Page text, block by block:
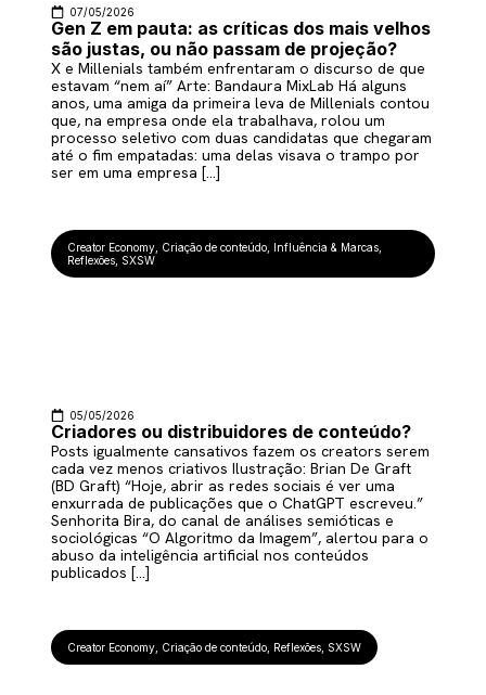
07/05/2026
Gen Z em pauta: as críticas dos mais velhos
são justas, ou não passam de projeção?
X e Millenials também enfrentaram o discurso de que
estavam “nem aí” Arte: Bandaura MixLab Há alguns
anos, uma amiga da primeira leva de Millenials contou
que, na empresa onde ela trabalhava, rolou um
processo seletivo com duas candidatas que chegaram
até o fim empatadas: uma delas visava o trampo por
ser em uma empresa […]
Creator Economy Criação de conteúdo Influência & Marcas
Reflexões SXSW
05/05/2026
Criadores ou distribuidores de conteúdo?
Posts igualmente cansativos fazem os creators serem
cada vez menos criativos Ilustração: Brian De Graft
(BD Graft) “Hoje, abrir as redes sociais é ver uma
enxurrada de publicações que o ChatGPT escreveu.”
Senhorita Bira, do canal de análises semióticas e
sociológicas “O Algoritmo da Imagem”, alertou para o
abuso da inteligência artificial nos conteúdos
publicados […]
Creator Economy Criação de conteúdo Reflexões SXSW